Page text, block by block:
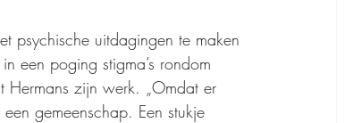
psychische uitdagingen te maken
een poging stigma’s rondom
Hermans zijn werk. „Omdat er
gemeenschap. Een stukje